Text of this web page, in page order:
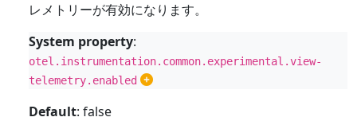
レメトリーが有効になります。
System property:
otel.instrumentation.common.experimental.view-
telemetry.enabled
Default: false